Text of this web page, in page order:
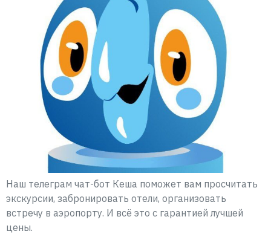
Наш телеграм чат-бот Кеша поможет вам просчитать
экскурсии, забронировать отели, организовать
встречу в аэропорту. И всё это с гарантией лучшей
цены.